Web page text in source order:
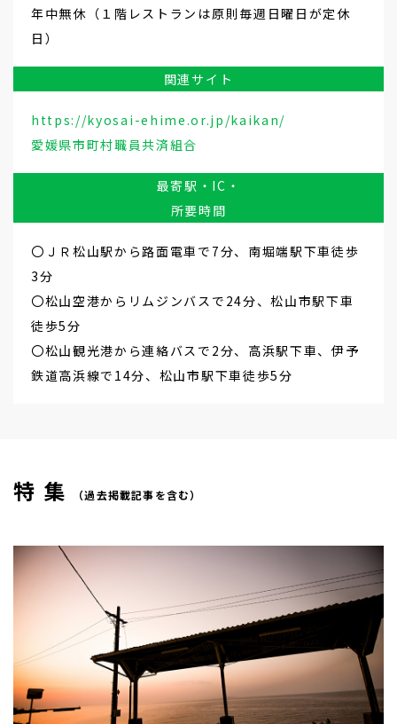
年中無休（１階レストランは原則毎週日曜日が定休
日）
関連サイト
https://kyosai-ehime.or.jp/kaikan/
愛媛県市町村職員共済組合
最寄駅・IC・
所要時間
〇ＪＲ松山駅から路面電車で7分、南堀端駅下車徒歩
3分
〇松山空港からリムジンバスで24分、松山市駅下車
徒歩5分
〇松山観光港から連絡バスで2分、高浜駅下車、伊予
鉄道高浜線で14分、松山市駅下車徒歩5分
特集 （過去掲載記事を含む）